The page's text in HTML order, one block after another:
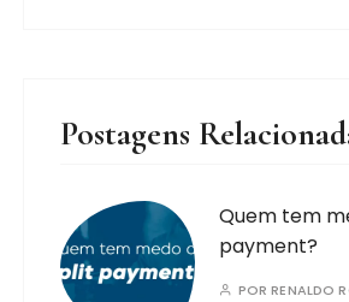
Postagens
Quem tem
payment?
PORRENALDO